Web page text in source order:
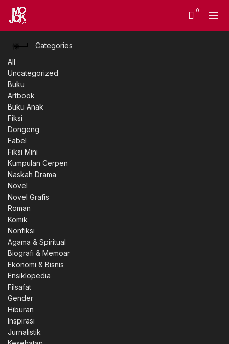
0
Categories
All
Uncategorized
Buku
Artbook
Buku Anak
Fiksi
Dongeng
Fabel
Fiksi Mini
Kumpulan Cerpen
Naskah Drama
Novel
Novel Grafis
Roman
Komik
Nonfiksi
Agama & Spiritual
Biografi & Memoar
Ekonomi & Bisnis
Ensiklopedia
Filsafat
Gender
Hiburan
Inspirasi
Jurnalistik